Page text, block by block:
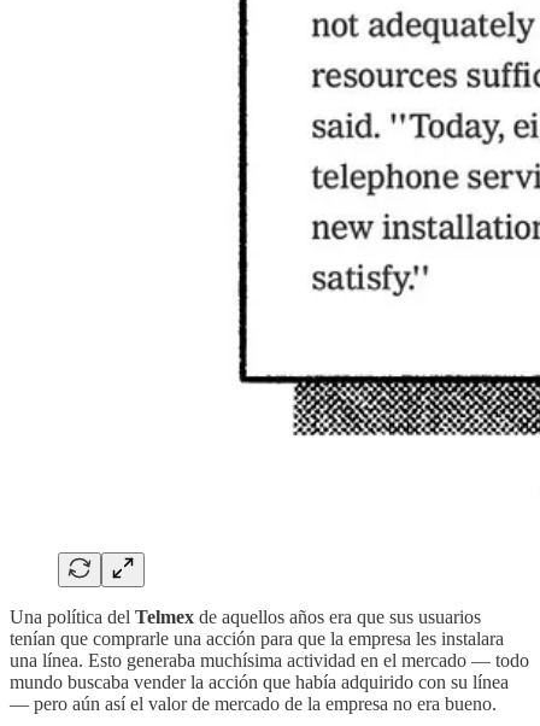
Una política del Telmex de aquellos años era que sus usuarios
tenían que comprarle una acción para que la empresa les instalara
una línea. Esto generaba muchísima actividad en el mercado — todo
mundo buscaba vender la acción que había adquirido con su línea
— pero aún así el valor de mercado de la empresa no era bueno.